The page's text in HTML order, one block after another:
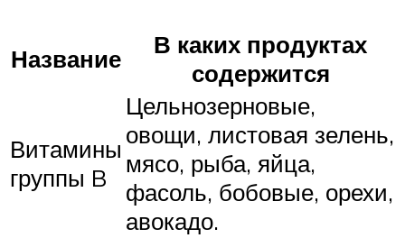
Название
В каких продуктах
содержится
Витамины
группы B
Цельнозерновые,
овощи, листовая зелень,
мясо, рыба, яйца,
фасоль, бобовые, орехи,
авокадо.